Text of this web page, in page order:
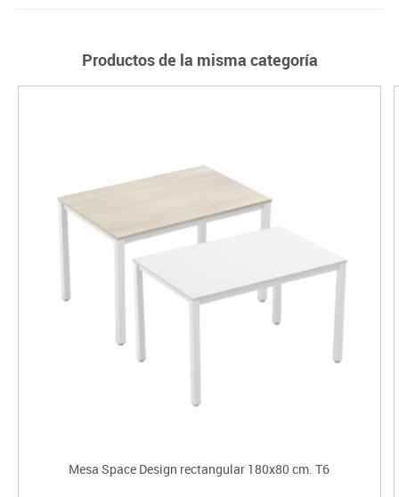
Productos de la misma categoría
Mesa Space Design rectangular 180x80 cm. T6